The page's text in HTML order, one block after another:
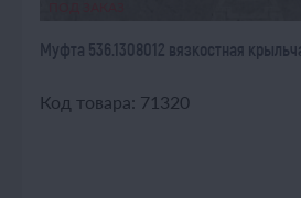
Муфта 536.1308012 вязкостная
Код товара: 71320